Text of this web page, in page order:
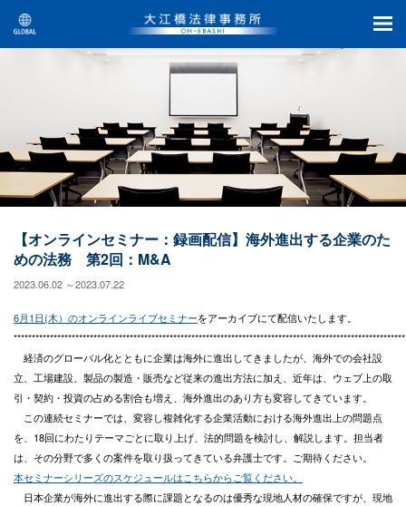
【オンラインセミナー：録画配信】海外進出する企業のた
めの法務 第2回：M&A
2023.06.02 ～2023.07.22
6月1日(木）のオンラインライブセミナーをアーカイブにて配信いたします。
経済のグローバル化とともに企業は海外に進出してきましたが、海外での会社設
立、工場建設、製品の製造・販売など従来の進出方法に加え、近年は、ウェブ上の取
引・契約・投資の占める割合も増え、海外進出のあり方も変容してきています。
この連続セミナーでは、変容し複雑化する企業活動における海外進出上の問題点
を、18回にわたりテーマごとに取り上げ、法的問題を検討し、解説します。担当者
は、その分野で多くの案件を取り扱ってきている弁護士です。ご期待ください。
本セミナーシリーズのスケジュールはこちらからご覧ください。
日本企業が海外に進出する際に課題となるのは優秀な現地人材の確保ですが、現地